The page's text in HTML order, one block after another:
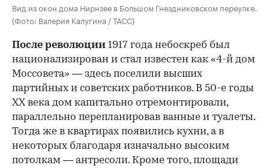
Вид из окон дома Нирнзее в Большом Гнездниковском переулке.
(Фото: Валерия Калугина / ТАСС)
После революции 1917 года небоскреб был
национализирован и стал известен как «4-й дом
Моссовета» — здесь поселили высших
партийных и советских работников. В 50-е годы
ХХ века дом капитально отремонтировали,
параллельно перепланировав ванные и туалеты.
Тогда же в квартирах появились кухни, а в
некоторых благодаря изначально высоким
потолкам — антресоли. Кроме того, площади